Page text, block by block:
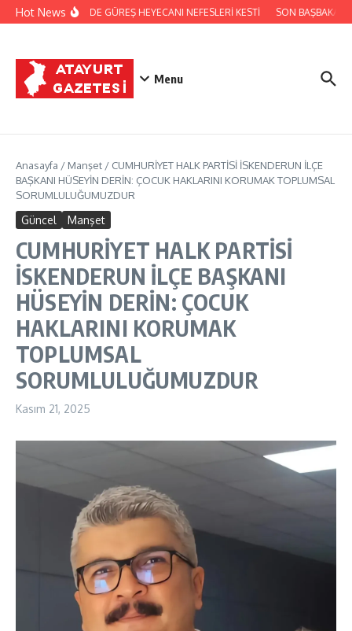
İçeriğe atla
Hot NewsFESTİVALDE GÜREŞ HEYECANI NEFESLERİ KESTİ SON BAŞBAKAN
Menu
Anasayfa / Manşet / CUMHURİYET HALK PARTİSİ İSKENDERUN İLÇE
BAŞKANI HÜSEYİN DERİN: ÇOCUK HAKLARINI KORUMAK TOPLUMSAL
SORUMLULUĞUMUZDUR
Güncel Manşet
CUMHURİYET HALK PARTİSİ
İSKENDERUN İLÇE BAŞKANI
HÜSEYİN DERİN: ÇOCUK
HAKLARINI KORUMAK
TOPLUMSAL
SORUMLULUĞUMUZDUR
Kasım 21, 2025